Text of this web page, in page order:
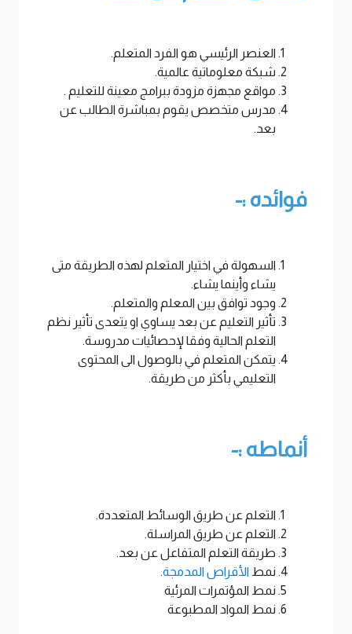
العنصر الرئيسي هو الفرد المتعلم.
شبكة معلوماتية عالمية.
مواقع مجهزة مزودة ببرامج معينة للتعليم .
مدرس متخصص يقوم بمباشرة الطالب عن
بعد.
فوائده :-
السهولة في اختيار المتعلم لهذه الطريقة متى
يشاء وأينما يشاء.
وجود توافق بين المعلم والمتعلم.
تأثير التعليم عن بعد يساوي او يتعدى تأثير نظم
التعلم الحالية وفقا لإحصائيات مدروسة.
يتمكن المتعلم في بالوصول الى المحتوى
التعليمي بأكثر من طريقة.
أنماطه :-
التعلم عن طريق الوسائط المتعددة.
التعلم عن طريق المراسلة.
طريقة التعلم المتفاعل عن بعد.
نمط الأقراص المدمجة.
نمط المؤتمرات المرئية
نمط المواد المطبوعة